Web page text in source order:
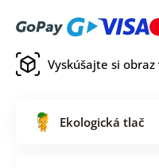
Vyskúšajte si
Ekologická tlač